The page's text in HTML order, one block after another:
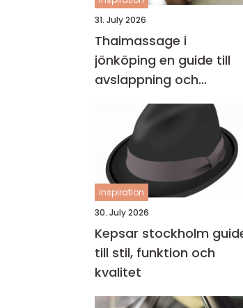
31. July 2026
Thaimassage i
jönköping en guide till
avslappning och
behandling
inspiration
30. July 2026
Kepsar stockholm guide
till stil, funktion och
kvalitet